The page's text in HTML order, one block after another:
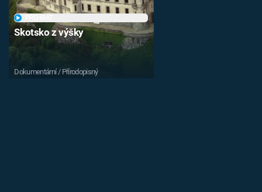
Skotsko z výšky
Dokumentární / Přírodopisný